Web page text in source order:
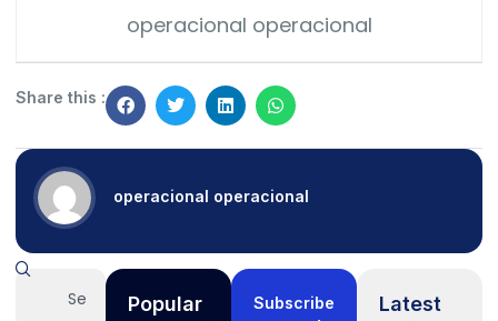
operacional operacional
Share this :
operacional operacional
Popular
Subscribe
Latest